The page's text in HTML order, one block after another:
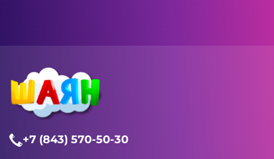
+7 (843) 570-50-30